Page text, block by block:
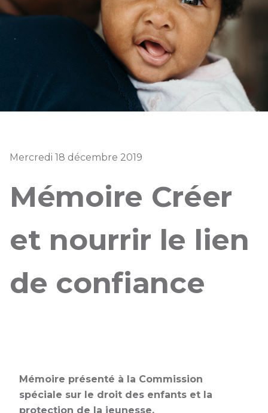
Mercredi 18 décembre 2019
Mémoire Créer
et nourrir le lien
de confiance
Mémoire présenté à la Commission
spéciale sur le droit des enfants et la
protection de la jeunesse.